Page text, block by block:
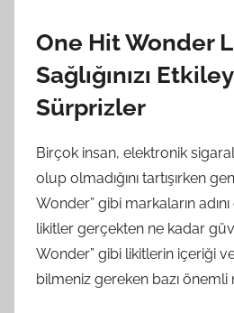
One Hit Wonder
Sağlığınızı
Sürprizler
Birçok insan, elektronik
olup olmadığını tartışırken
Wonder” gibi markaların
likitler gerçekten ne kadar
Wonder” gibi likitlerin içeriği
bilmeniz gereken bazı önemli